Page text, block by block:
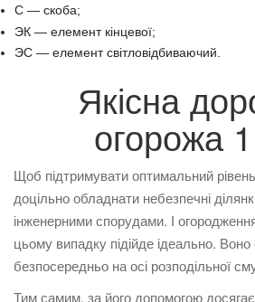
С — скоба;
ЭК — елемент кінцевої;
ЭС — елемент світловідбиваючий.
Якісна
огорожа
Щоб підтримувати оптимальний
доцільно обладнати небезпечні
інженерними спорудами. І
цьому випадку підійде ідеально.
безпосередньо на осі розподільної
Тим самим, за його допомогою